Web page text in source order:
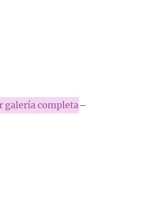
galería completa–